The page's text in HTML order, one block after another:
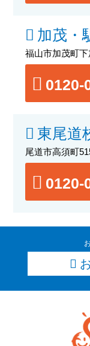
加茂・
福山市加茂町
0120-
東尾道
尾道市高須町
0120-